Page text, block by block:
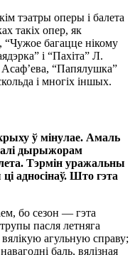
тэатры оперы і балета
такіх опер, як
багацце нікому
і “Пахіта” Л.
“Папялушка”
і многіх іншых.
ў мінулае. Амаль
дырыжорам
Тэрмін уражальны
адносінаў. Што гэта
бо сезон — гэта
пасля летняга
агульную справу;
баль, вялізная